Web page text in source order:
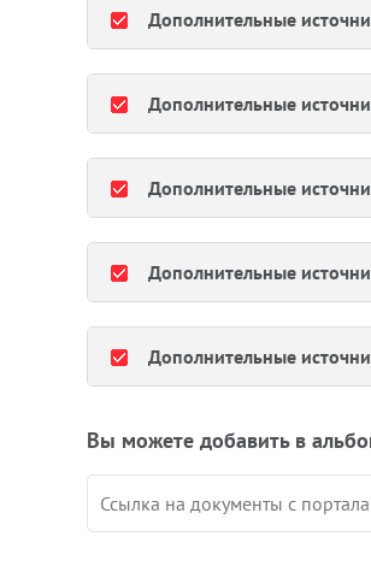
Дополнительные
Дополнительные
Дополнительные
Дополнительные
Дополнительные
Вы можете добавить в